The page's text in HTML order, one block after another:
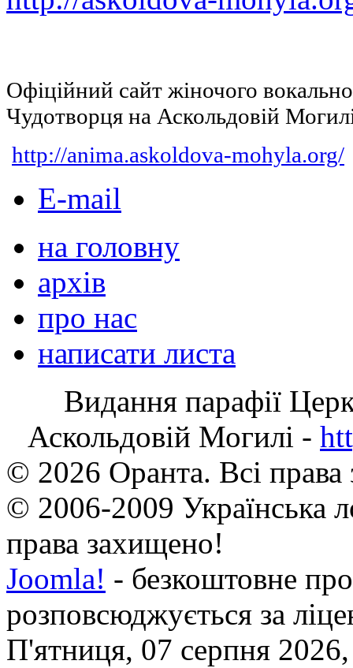
Офіційний сайт жіночого
Чудотворця на Аскольдовій
http://anima.askoldova-mohyla.org/
E-mail
на головну
архів
про нас
написати листа
Видання парафії
Аскольдовій Могилі -
© 2026 Оранта. Всі
© 2006-2009 Українська
права захищено!
Joomla! - безкоштовне
розповсюджується за
П'ятниця, 07 серпня